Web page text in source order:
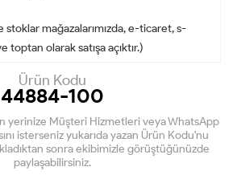
stoklar mağazalarımızda, e-ticaret, s-
toptan olarak satışa açıktır.)
Ürün Kodu
44884-100
yerinize Müşteri Hizmetleri veya WhatsApp
isterseniz yukarıda yazan Ürün Kodu'nu
sonra ekibimizle görüştüğünüzde
paylaşabilirsiniz.